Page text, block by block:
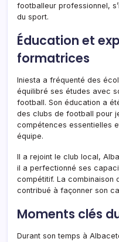
footballeur professionnel,
du sport.
Éducation et
formatrices
Iniesta a fréquenté des
équilibré ses études avec
football. Son éducation a
des clubs de football pour
compétences essentielles
équipe.
Il a rejoint le club local,
il a perfectionné ses
compétitif. La combinaison
contribué à façonner son
Moments clés
Durant son temps à